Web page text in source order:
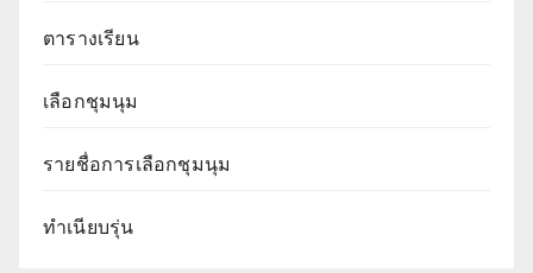
ตารางเรียน
เลือกชุมนุม
รายชื่อการเลือกชุมนุม
ทำเนียบรุ่น